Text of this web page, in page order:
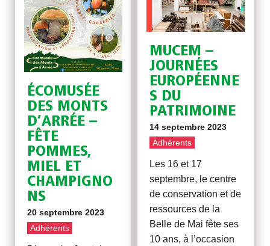
ÉCOMUSÉE
DES MONTS
D’ARRÉE –
FÊTE
POMMES,
MIEL ET
CHAMPIGNO
NS
20 septembre 2023
Adhérents
MUCEM –
JOURNÉES
EUROPÉENNE
S DU
PATRIMOINE
14 septembre 2023
Adhérents
Les 16 et 17
septembre, le centre
de conservation et de
ressources de la
Belle de Mai fête ses
10 ans, à l’occasion